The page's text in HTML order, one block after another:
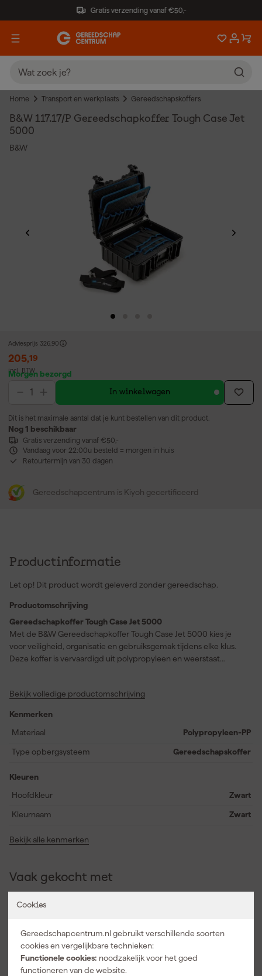
Gratis verzending vanaf €50,-
Home Transport en werkplaats Gereedschapskoffers
Cookies
Gereedschapcentrum.nl gebruikt verschillende soorten
cookies en vergelijkbare technieken:
Functionele cookies: noodzakelijk voor het goed
functioneren van de website.
B&W 117.17/P Gereedschapkoffer Tough Case Jet
5000
B&W
Adviesprijs 326,90
205,19
incl. BTW
Morgen bezorgd
In winkelwagen
Dit is het maximale aantal dat je kunt bestellen van dit product.
Nog 1 beschikbaar
Gratis verzending vanaf €50,-
Vandaag voor 22:00u besteld = morgen in huis
Retourtermijn van 30 dagen
Gereedschapcentrum is Kiyoh gecertificeerd
Productinformatie
Let op! Dit product wordt geleverd zonder gereedschap.
Productomschrijving
Gereedschapkoffer Tough Case Jet 5000
Met de B&W Gereedschapkoffer Tough Case Jet 5000 kies je
voor veiligheid, organisatie en gebruiksgemak tijdens elke klus.
Deze koffer is vervaardigd uit polypropyleen en weerstaat
temperatuurbestendigheid van -30ºC tot +80ºC. De Jet 5000 is
druknivelleringsventiel. Je geniet van optimaal draagcomfort door
de ergonomische handgreep en de meegeleverde
draagvermogen tot 25 kg neem je eenvoudig al je gereedschap
gereedschapblad en in totaal 34 pockets en 25 elastische
insteeklussen zorgen ervoor dat alles overzichtelijk blijft. Het
onverwachts dichtvalt, en het documentenvak in het deksel
mogelijkheid om een hangslot en naamplaatje toe te voegen, pas
Bekijk volledige productomschrijving
Kenmerken
Materiaal
Polypropyleen-PP
Type opbergsysteem Gereedschapskoffer
Kleuren
Hoofdkleur
Zwart
Kleurnaam Zwart
Bekijk alle kenmerken
Vaak gekocht met